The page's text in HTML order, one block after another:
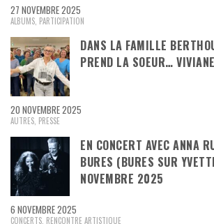
27 NOVEMBRE 2025
ALBUMS PARTICIPATION
DANS LA FAMILLE
PREND LA SOEUR…
20 NOVEMBRE 2025
AUTRES PRESSE
EN CONCERT AVEC ANNA
BURES (BURES SUR
NOVEMBRE 2025
6 NOVEMBRE 2025
CONCERTS RENCONTRE ARTISTIQUE